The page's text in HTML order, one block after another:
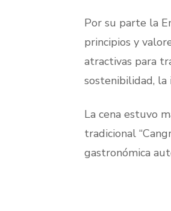
Por su parte la
principios y
atractivas para
sostenibilidad, la
La cena estuvo
tradicional
gastronómica